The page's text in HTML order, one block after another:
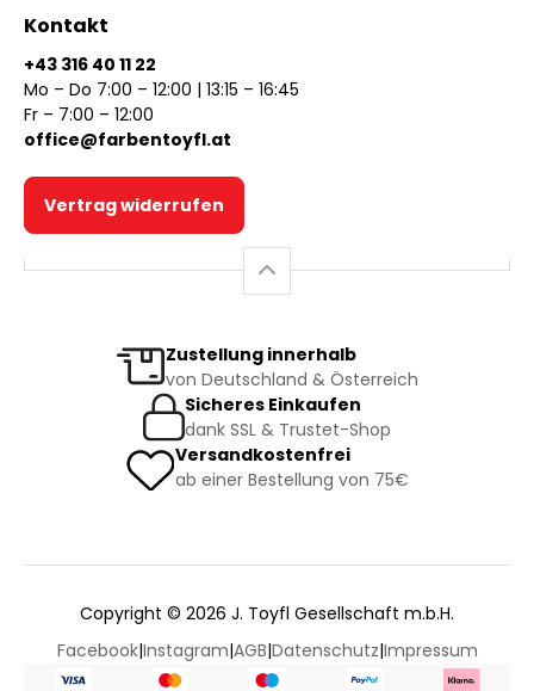
Kontakt
+43 316 40 11 22
Mo – Do 7:00 – 12:00 | 13:15 – 16:45
Fr – 7:00 – 12:00
office@farbentoyfl.at
Vertrag widerrufen
Zustellung innerhalb
von Deutschland & Österreich
Sicheres Einkaufen
dank SSL & Trustet-Shop
Versandkostenfrei
ab einer Bestellung von 75€
Copyright © 2026 J. Toyfl Gesellschaft m.b.H.
Facebook|Instagram|AGB|Datenschutz|Impressum